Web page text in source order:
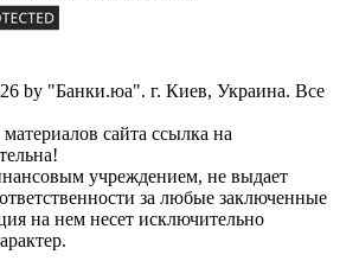
by "Банки.юа". г. Киев, Украина. Все
сайта ссылка на
учреждением, не выдает
за любые заключенные
на нем несет исключительно